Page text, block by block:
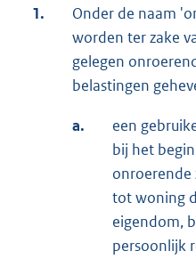
1.
Onder de naam
worden ter zake
gelegen
belastingen
a.
een
bij het
onroerende
tot woning
eigendom,
persoonlijk